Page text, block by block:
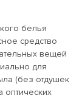
белья
средство
вещей
для
(без отдушек
оптических